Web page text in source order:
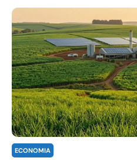
ECONOMIA